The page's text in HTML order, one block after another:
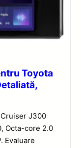
Toyota
J300
Octa-core 2.0
Evaluare